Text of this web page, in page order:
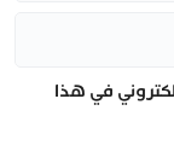
في هذا